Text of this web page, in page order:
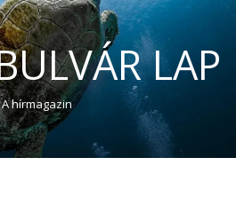
LAP
A hírmagazin